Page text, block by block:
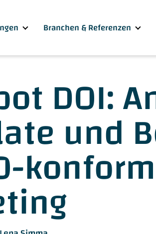
Branchen & Referenzen
DOI:
und